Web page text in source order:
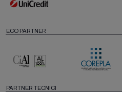
ECO PARTNER
PARTNER TECNICI